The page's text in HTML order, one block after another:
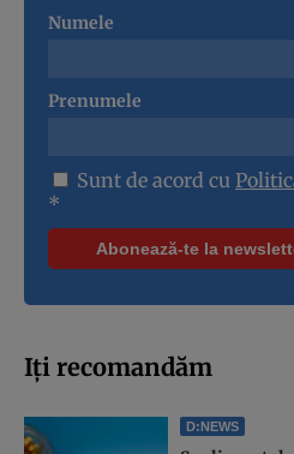
Numele
Prenumele
Sunt de acord cu
*
Iți recomandăm
D:NEWS